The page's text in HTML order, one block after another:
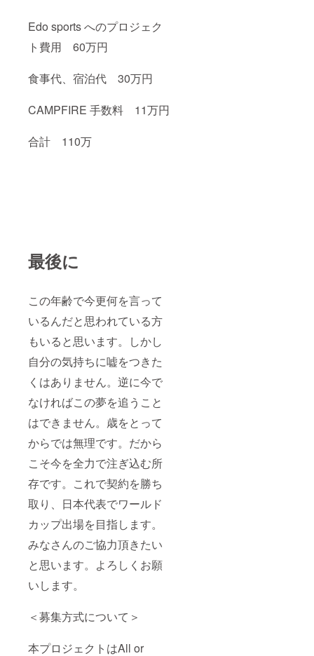
Edo sports へのプロジェク
ト費用 60万円
食事代、宿泊代 30万円
CAMPFIRE 手数料 11万円
合計 110万
最後に
この年齢で今更何を言って
いるんだと思われている方
もいると思います。しかし
自分の気持ちに嘘をつきた
くはありません。逆に今で
なければこの夢を追うこと
はできません。歳をとって
からでは無理です。だから
こそ今を全力で注ぎ込む所
存です。これで契約を勝ち
取り、日本代表でワールド
カップ出場を目指します。
みなさんのご協力頂きたい
と思います。よろしくお願
いします。
＜募集方式について＞
本プロジェクトはAll or